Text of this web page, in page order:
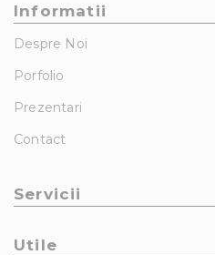
Informatii
Despre Noi
Porfolio
Prezentari
Contact
Servicii
Utile